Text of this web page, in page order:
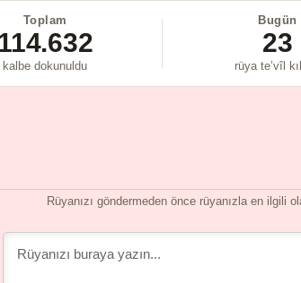
Toplam
kalbe dokunuldu
Bugün
23
rüya te’vîl
Rüyanızı göndermeden önce rüyanızla en ilgili